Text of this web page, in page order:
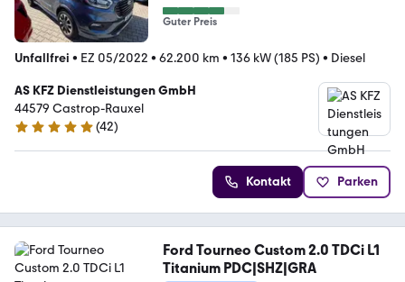
Guter Preis
Unfallfrei • EZ 05/2022 • 62.200 km • 136 kW (185 PS) • Diesel
AS KFZ Dienstleistungen GmbH
44579 Castrop-Rauxel
5 Sterne
(42)
Kontakt Parken
Ford Tourneo Custom 2.0 TDCi L1
Titanium PDC|SHZ|GRA